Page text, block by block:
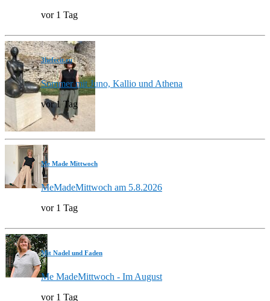
vor 1 Tag
3hefecit.eu
Sommer mit Juno, Kallio und Athena
vor 1 Tag
Me Made Mittwoch
MeMadeMittwoch am 5.8.2026
vor 1 Tag
Mit Nadel und Faden
Me MadeMittwoch - Im August
vor 1 Tag